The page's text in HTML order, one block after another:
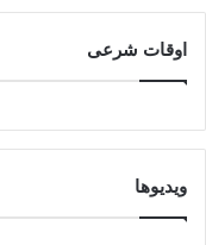
اوقات شرعی
ویدیوها